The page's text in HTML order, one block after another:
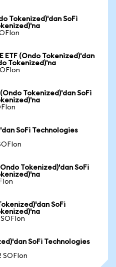
Tokenized)'dan SoFi
ETF (Ondo Tokenized)'dan
Tokenized)'na
(Ondo Tokenized)'dan SoFi
SoFi Technologies
Tokenized)'dan SoFi
SoFi
SoFi Technologies
SOFIon